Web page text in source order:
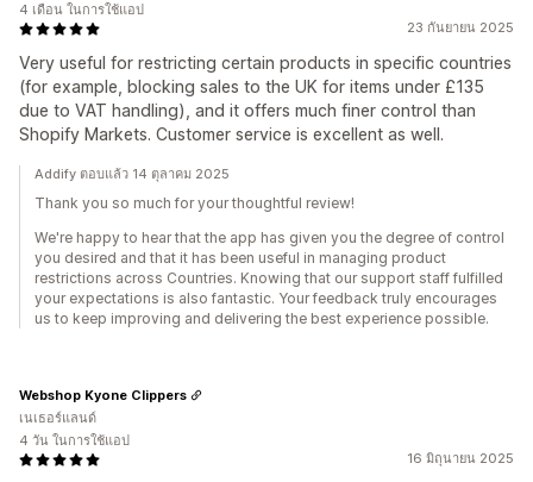
23 กันยายน 2025
Very useful for restricting certain products in specific countries
(for example, blocking sales to the UK for items under £135
due to VAT handling), and it offers much finer control than
Shopify Markets. Customer service is excellent as well.
4 เดือน ในการใช้แอป
Addify ตอบแล้ว 14 ตุลาคม 2025
Thank you so much for your thoughtful review!
We're happy to hear that the app has given you the degree of control
you desired and that it has been useful in managing product
restrictions across Countries. Knowing that our support staff fulfilled
your expectations is also fantastic. Your feedback truly encourages
us to keep improving and delivering the best experience possible.
16 มิถุนายน 2025
Webshop Kyone Clippers
เนเธอร์แลนด์
4 วัน ในการใช้แอป